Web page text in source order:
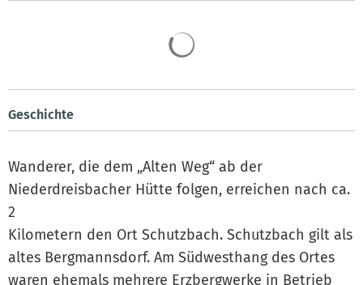
Geschichte
Wanderer, die dem „Alten Weg“ ab der
Niederdreisbacher Hütte folgen, erreichen nach ca.
2
Kilometern den Ort Schutzbach. Schutzbach gilt als
altes Bergmannsdorf. Am Südwesthang des Ortes
waren ehemals mehrere Erzbergwerke in Betrieb